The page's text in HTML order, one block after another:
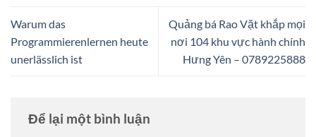
Warum das
Programmierenlernen heute
unerlässlich ist
Quảng bá Rao Vặt khắp mọi
nơi 104 khu vực hành chính
Hưng Yên – 0789225888
Để lại một bình luận